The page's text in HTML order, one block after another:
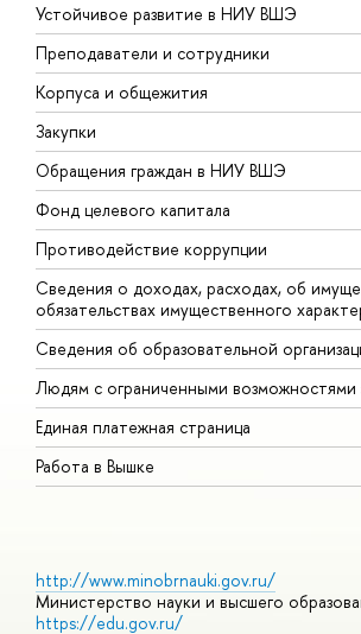
Устойчивое развитие в НИУ ВШЭ
Преподаватели и сотрудники
Корпуса и общежития
Закупки
Обращения граждан в НИУ ВШЭ
Фонд целевого капитала
Противодействие коррупции
Сведения о доходах, расходах, об
обязательствах имущественного
Сведения об образовательной
Людям с ограниченными возможностями
Единая платежная страница
Работа в Вышке
http://www.minobrnauki.gov.ru/
Министерство науки и высшего
https://edu.gov.ru/